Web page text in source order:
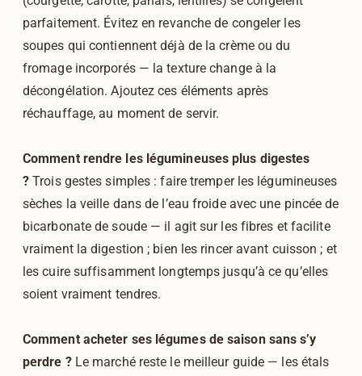
parfaitement. Évitez en revanche de congeler les
soupes qui contiennent déjà de la crème ou du
fromage incorporés — la texture change à la
décongélation. Ajoutez ces éléments après
réchauffage, au moment de servir.
Comment rendre les légumineuses plus digestes
? Trois gestes simples : faire tremper les légumineuses
sèches la veille dans de l’eau froide avec une pincée de
bicarbonate de soude — il agit sur les fibres et facilite
vraiment la digestion ; bien les rincer avant cuisson ; et
les cuire suffisamment longtemps jusqu’à ce qu’elles
soient vraiment tendres.
Comment acheter ses légumes de saison sans s’y
perdre ?Le marché reste le meilleur guide — les étals